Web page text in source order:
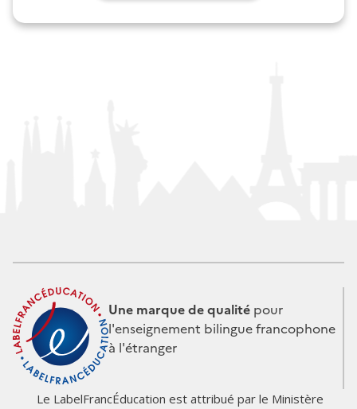
Une marque de qualité pour
l'enseignement bilingue francophone
à l'étranger
Le LabelFrancÉducation est attribué par le Ministère